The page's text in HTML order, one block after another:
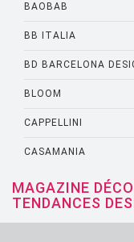
BAOBAB
BB ITALIA
BD BARCELONA
BLOOM
CAPPELLINI
CASAMANIA
CASSINA
CATELLANI AND
MAGAZINE
TENDANCES